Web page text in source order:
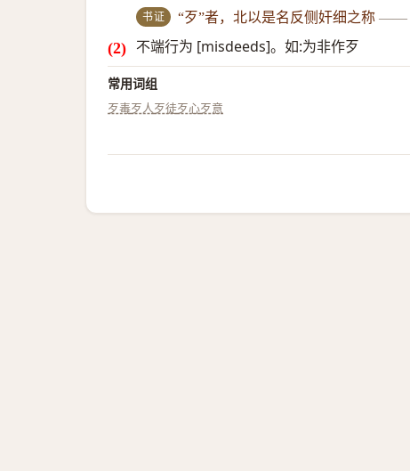
书证 “歹”者，北以是名反侧奸细之称 ——
不端行为 [misdeeds]。如:为非作歹
常用词组
歹毒歹人歹徒歹心歹意